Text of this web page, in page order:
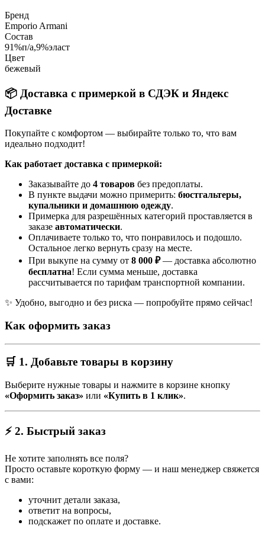
Бренд
Emporio Armani
Состав
91%п/а,9%эласт
Цвет
бежевый
📦 Доставка с примеркой в СДЭК и Яндекс
Доставке
Покупайте с комфортом — выбирайте только то, что вам
идеально подходит!
Как работает доставка с примеркой:
Заказывайте до 4 товаров без предоплаты.
В пункте выдачи можно примерить: бюстгальтеры,
купальники и домашнюю одежду.
Примерка для разрешённых категорий проставляется в
заказе автоматически.
Оплачиваете только то, что понравилось и подошло.
Остальное легко вернуть сразу на месте.
При выкупе на сумму от 8 000 ₽— доставка абсолютно
бесплатна! Если сумма меньше, доставка
рассчитывается по тарифам транспортной компании.
✨ Удобно, выгодно и без риска — попробуйте прямо сейчас!
Как оформить заказ
🛒 1. Добавьте товары в корзину
Выберите нужные товары и нажмите в корзине кнопку
«Оформить заказ» или «Купить в 1 клик».
⚡ 2. Быстрый заказ
Не хотите заполнять все поля?
Просто оставьте короткую форму — и наш менеджер свяжется
с вами:
уточнит детали заказа,
ответит на вопросы,
подскажет по оплате и доставке.